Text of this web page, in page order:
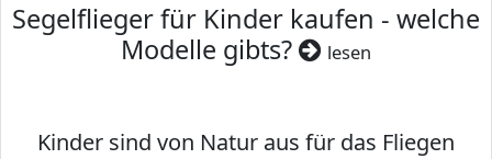
Segelflieger für Kinder kaufen - welche
Modelle gibts?
lesen
Kinder sind von Natur aus für das Fliegen